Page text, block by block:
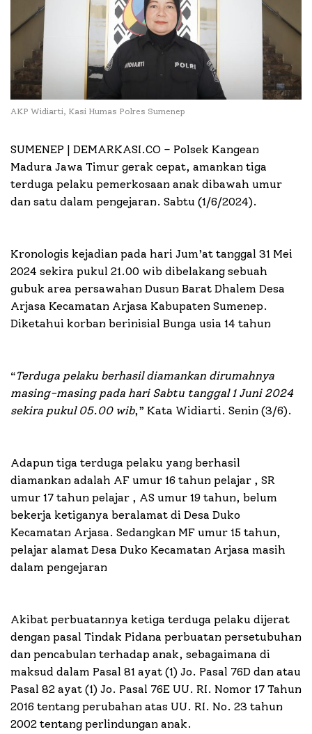
AKP Widiarti, Kasi Humas Polres Sumenep
SUMENEP | DEMARKASI.CO – Polsek Kangean
Madura Jawa Timur gerak cepat, amankan tiga
terduga pelaku pemerkosaan anak dibawah umur
dan satu dalam pengejaran. Sabtu (1/6/2024).
Kronologis kejadian pada hari Jum’at tanggal 31 Mei
2024 sekira pukul 21.00 wib dibelakang sebuah
gubuk area persawahan Dusun Barat Dhalem Desa
Arjasa Kecamatan Arjasa Kabupaten Sumenep.
Diketahui korban berinisial Bunga usia 14 tahun
“Terduga pelaku berhasil diamankan dirumahnya
masing-masing pada hari Sabtu tanggal 1 Juni 2024
sekira pukul 05.00 wib,” Kata Widiarti. Senin (3/6).
Adapun tiga terduga pelaku yang berhasil
diamankan adalah AF umur 16 tahun pelajar , SR
umur 17 tahun pelajar , AS umur 19 tahun, belum
bekerja ketiganya beralamat di Desa Duko
Kecamatan Arjasa. Sedangkan MF umur 15 tahun,
pelajar alamat Desa Duko Kecamatan Arjasa masih
dalam pengejaran
Akibat perbuatannya ketiga terduga pelaku dijerat
dengan pasal Tindak Pidana perbuatan persetubuhan
dan pencabulan terhadap anak, sebagaimana di
maksud dalam Pasal 81 ayat (1) Jo. Pasal 76D dan atau
Pasal 82 ayat (1) Jo. Pasal 76E UU. RI. Nomor 17 Tahun
2016 tentang perubahan atas UU. RI. No. 23 tahun
2002 tentang perlindungan anak.